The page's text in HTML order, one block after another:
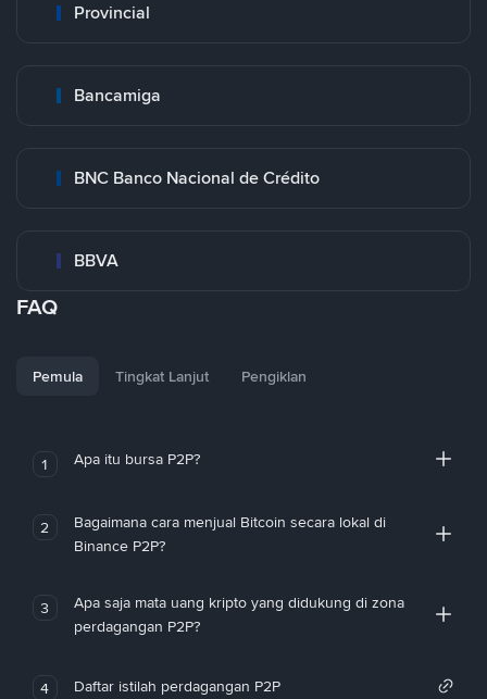
Provincial
Bancamiga
BNC Banco Nacional de Crédito
BBVA
FAQ
Pemula Tingkat Lanjut Pengiklan
1 Apa itu bursa P2P?
2
Bagaimana cara menjual Bitcoin secara lokal di
Binance P2P?
3
Apa saja mata uang kripto yang didukung di zona
perdagangan P2P?
4 Daftar istilah perdagangan P2P